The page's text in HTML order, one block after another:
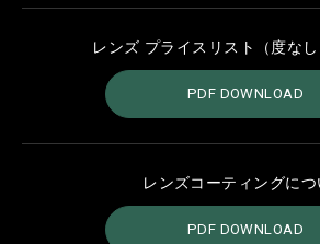
レンズ プライスリスト（度なし
PDF DOWNLOAD
レンズコーティングにつ
PDF DOWNLOAD